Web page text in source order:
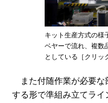
キット生産方式の様
ベヤーで流れ、複数
としている［クリッ
また付随作業が必要な
する形で準組み立てラ